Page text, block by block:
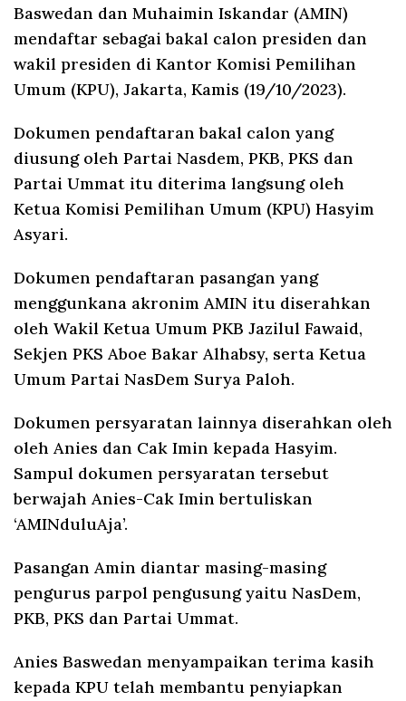
Baswedan dan Muhaimin Iskandar (AMIN)
mendaftar sebagai bakal calon presiden dan
wakil presiden di Kantor Komisi Pemilihan
Umum (KPU), Jakarta, Kamis (19/10/2023).
Dokumen pendaftaran bakal calon yang
diusung oleh Partai Nasdem, PKB, PKS dan
Partai Ummat itu diterima langsung oleh
Ketua Komisi Pemilihan Umum (KPU) Hasyim
Asyari.
Dokumen pendaftaran pasangan yang
menggunkana akronim AMIN itu diserahkan
oleh Wakil Ketua Umum PKB Jazilul Fawaid,
Sekjen PKS Aboe Bakar Alhabsy, serta Ketua
Umum Partai NasDem Surya Paloh.
Dokumen persyaratan lainnya diserahkan oleh
oleh Anies dan Cak Imin kepada Hasyim.
Sampul dokumen persyaratan tersebut
berwajah Anies-Cak Imin bertuliskan
‘AMINduluAja’.
Pasangan Amin diantar masing-masing
pengurus parpol pengusung yaitu NasDem,
PKB, PKS dan Partai Ummat.
Anies Baswedan menyampaikan terima kasih
kepada KPU telah membantu penyiapkan